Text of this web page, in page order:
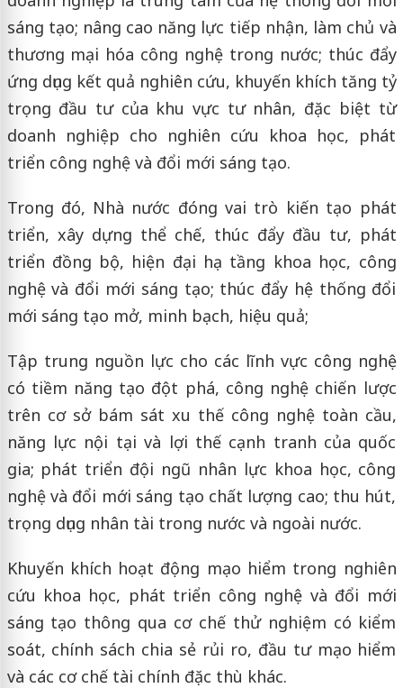
sáng tạo; nâng cao năng lực tiếp nhận, làm chủ và
thương mại hóa công nghệ trong nước; thúc đẩy
ứng dụng kết quả nghiên cứu, khuyến khích tăng tỷ
trọng đầu tư của khu vực tư nhân, đặc biệt từ
doanh nghiệp cho nghiên cứu khoa học, phát
triển công nghệ và đổi mới sáng tạo.
Trong đó, Nhà nước đóng vai trò kiến tạo phát
triển, xây dựng thể chế, thúc đẩy đầu tư, phát
triển đồng bộ, hiện đại hạ tầng khoa học, công
nghệ và đổi mới sáng tạo; thúc đẩy hệ thống đổi
mới sáng tạo mở, minh bạch, hiệu quả;
Tập trung nguồn lực cho các lĩnh vực công nghệ
có tiềm năng tạo đột phá, công nghệ chiến lược
trên cơ sở bám sát xu thế công nghệ toàn cầu,
năng lực nội tại và lợi thế cạnh tranh của quốc
gia; phát triển đội ngũ nhân lực khoa học, công
nghệ và đổi mới sáng tạo chất lượng cao; thu hút,
trọng dụng nhân tài trong nước và ngoài nước.
Khuyến khích hoạt động mạo hiểm trong nghiên
cứu khoa học, phát triển công nghệ và đổi mới
sáng tạo thông qua cơ chế thử nghiệm có kiểm
soát, chính sách chia sẻ rủi ro, đầu tư mạo hiểm
và các cơ chế tài chính đặc thù khác.